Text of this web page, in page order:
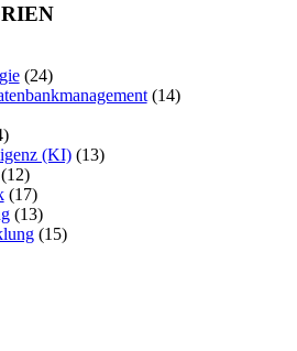
(24)
(14)
(KI)(13)
(17)
(13)
(15)